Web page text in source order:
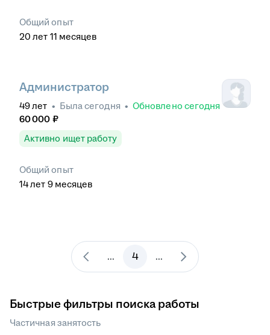
Общий опыт
20 лет 11 месяцев
Администратор
49лет • Быласегодня • Обновлено сегодня
60 000 ₽
Активно ищет работу
Общий опыт
14лет 9 месяцев
... 4 ...
Быстрые фильтры поиска работы
Частичная занятость